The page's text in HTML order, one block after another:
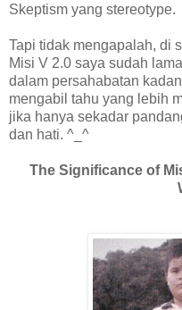
Skeptism yang stereotype.
Tapi tidak mengapalah, di
Misi V 2.0 saya sudah
dalam persahabatan
mengabil tahu yang lebih
jika hanya sekadar
dan hati. ^_^
The Significance of